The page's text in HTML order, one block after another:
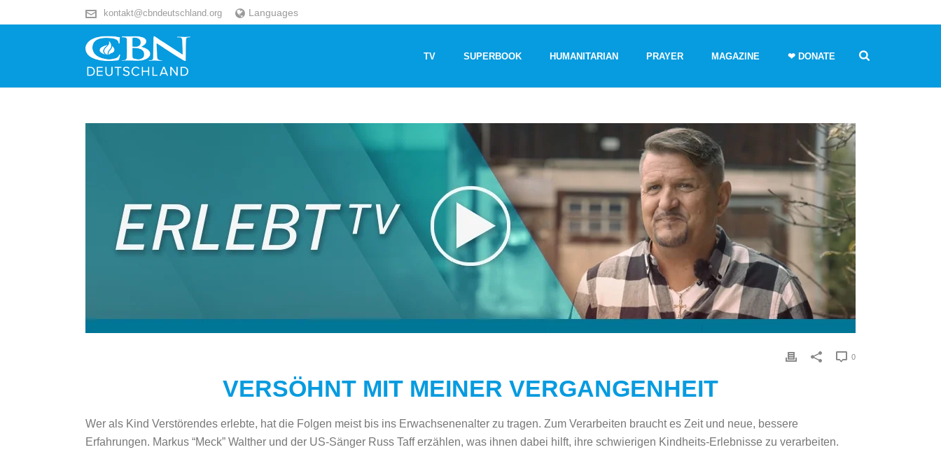
kontakt@cbndeutschland.org Languages
TV SUPERBOOK HUMANITARIAN PRAYER MAGAZINE ❤ DONATE
0
VERSÖHNT MIT MEINER VERGANGENHEIT
Wer als Kind Verstörendes erlebte, hat die Folgen meist bis ins Erwachsenenalter zu tragen. Zum Verarbeiten braucht es Zeit und neue, bessere
Erfahrungen. Markus “Meck” Walther und der US-Sänger Russ Taff erzählen, was ihnen dabei hilft, ihre schwierigen Kindheits-Erlebnisse zu verarbeiten.